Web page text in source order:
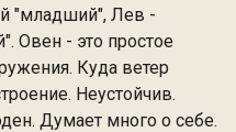
"младший", Лев -
Овен - это простое
Куда ветер
Неустойчив.
Думает много о себе.